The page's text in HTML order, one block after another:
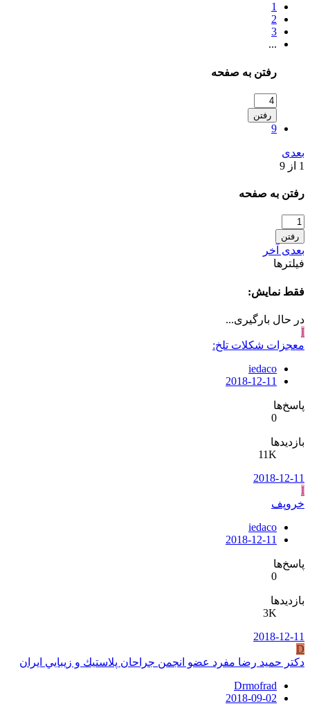
1
2
3
...
رفتن به صفحه
رفتن
9
بعدی
1 از 9
رفتن به صفحه
رفتن
بعدی آخر
فیلترها
فقط نمایش:
در حال بارگیری...
I
معجزات شکلات تلخ:
iedaco
2018-12-11
پاسخ‌ها
0
بازدیدها
11K
2018-12-11
I
خروپف
iedaco
2018-12-11
پاسخ‌ها
0
بازدیدها
3K
2018-12-11
D
دکتر حمید رضا مفرد عضو انجمن جراحان پلاستيك و زيبايي ايران
Drmofrad
2018-09-02